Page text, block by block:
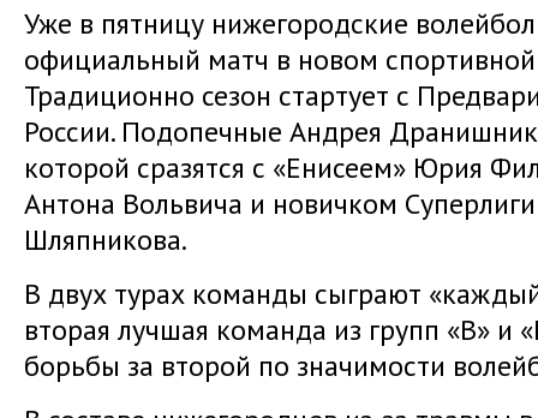
Уже в пятницу нижегородские
официальный матч в новом
Традиционно сезон стартует с
России. Подопечные Андрея
которой сразятся с «Енисеем» Юрия
Антона Вольвича и новичком
Шляпникова.
В двух турах команды сыграют
вторая лучшая команда из групп «В» и
борьбы за второй по значимости